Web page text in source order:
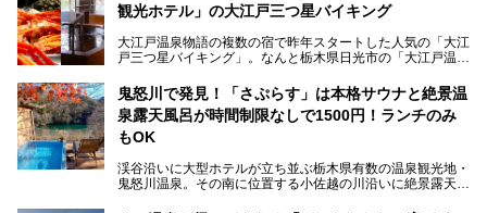
観光ホテル」の大江戸三つ星バイキング
大江戸温泉物語の複数の宿で昨年スタートした人気の「大江
戸三つ星バイキング」。なんと栃木県日光市の「大江戸温泉
ここは首都圏から1泊で行きやすい鬼怒川温泉の渓流沿いに
建つホテルで、バイキングの他にも天然温泉の大浴場とサウ
ナ、フリーフローサービスのラウンジなど館内で楽しめるス
ポットがたくさんあり、3世代旅行やグループ旅行にもぴっ
たり。
そんな「大江戸温泉物語Premium 鬼怒川観光ホテル」の魅
力を詳しく紹介しちゃいます。
鬼怒川で発見！「さぷらす」は本格サウナと絶景温
泉露天風呂が時間制限なしで1500円！ランチのみ
もOK
渓谷沿いに大型ホテルが立ち並ぶ栃木県有数の温泉観光地・
鬼怒川温泉。その南に位置する小佐越の川沿いに絶景露天風